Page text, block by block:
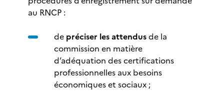
au RNCP :
de préciser les attendusde la
commission en matière
d’adéquation des certifications
professionnelles aux besoins
économiques et sociaux ;